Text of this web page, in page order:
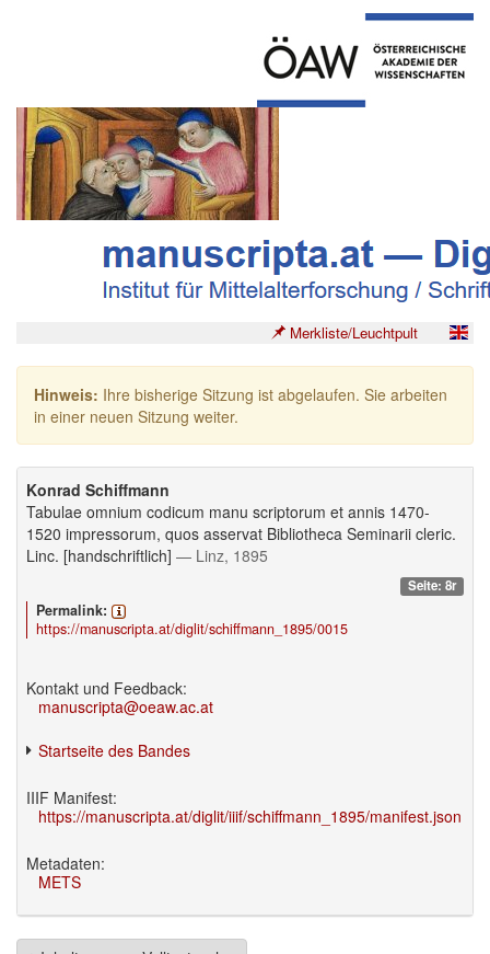
Merkliste/Leuchtpult
Hinweis: Ihre bisherige Sitzung ist abgelaufen. Sie arbeiten
in einer neuen Sitzung weiter.
Konrad Schiffmann
Tabulae omnium codicum manu scriptorum et annis 1470-
1520 impressorum, quos asservat Bibliotheca Seminarii cleric.
Linc. [handschriftlich] — Linz, 1895
Seite: 8r
Permalink:
https://manuscripta.at/diglit/schiffmann_1895/0015
Kontakt und Feedback:
manuscripta@oeaw.ac.at
Startseite des Bandes
IIIF Manifest:
https://manuscripta.at/diglit/iiif/schiffmann_1895/manifest.json
Metadaten:
METS